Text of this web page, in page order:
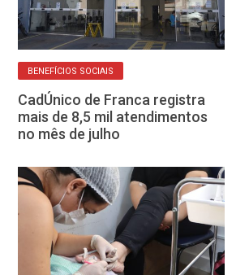
BENEFÍCIOS SOCIAIS
CadÚnico de Franca registra
mais de 8,5 mil atendimentos
no mês de julho